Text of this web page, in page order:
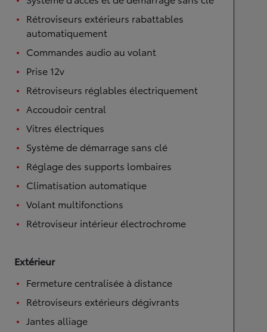
Rétroviseurs extérieurs rabattables
automatiquement
Commandes audio au volant
Prise 12v
Rétroviseurs réglables électriquement
Accoudoir central
Vitres électriques
Système de démarrage sans clé
Réglage des supports lombaires
Climatisation automatique
Volant multifonctions
Rétroviseur intérieur électrochrome
Extérieur
Fermeture centralisée à distance
Rétroviseurs extérieurs dégivrants
Jantes alliage